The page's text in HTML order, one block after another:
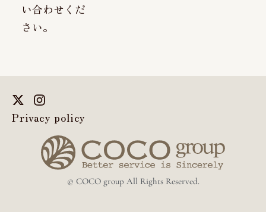
い合わせくだ
さい。
Privacy policy
© COCO group All Rights Reserved.